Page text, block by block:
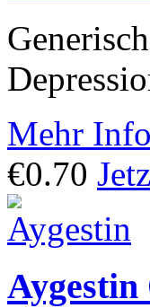
Mehr
€0.70
Aygestin